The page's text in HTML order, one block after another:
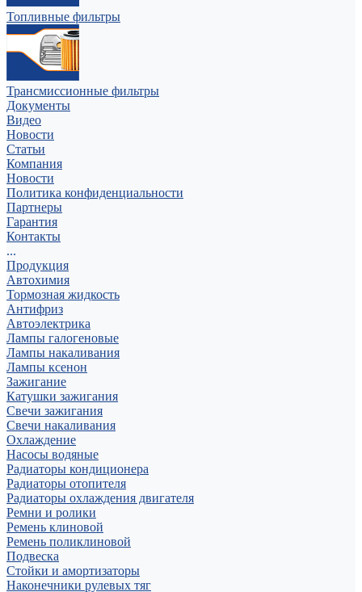
Топливные фильтры
Трансмиссионные фильтры
Документы
Видео
Новости
Статьи
Компания
Новости
Политика конфиденциальности
Партнеры
Гарантия
Контакты
...
Продукция
Автохимия
Тормозная жидкость
Антифриз
Автоэлектрика
Лампы галогеновые
Лампы накаливания
Лампы ксенон
Зажигание
Катушки зажигания
Свечи зажигания
Свечи накаливания
Охлаждение
Насосы водяные
Радиаторы кондиционера
Радиаторы отопителя
Радиаторы охлаждения двигателя
Ремни и ролики
Ремень клиновой
Ремень поликлиновой
Подвеска
Стойки и амортизаторы
Наконечники рулевых тяг